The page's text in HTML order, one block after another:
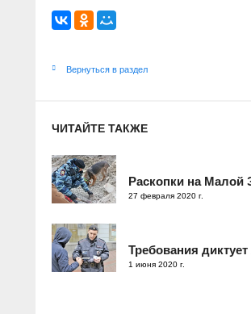
Вернуться в раздел
ЧИТАЙТЕ ТАКЖЕ
Раскопки на Малой
27 февраля 2020 г.
Требования
1 июня 2020 г.